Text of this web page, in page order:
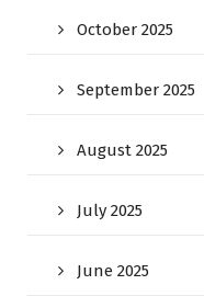
October 2025
September 2025
August 2025
July 2025
June 2025